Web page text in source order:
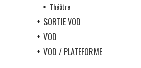
Théâtre
SORTIE VOD
VOD
VOD / PLATEFORME